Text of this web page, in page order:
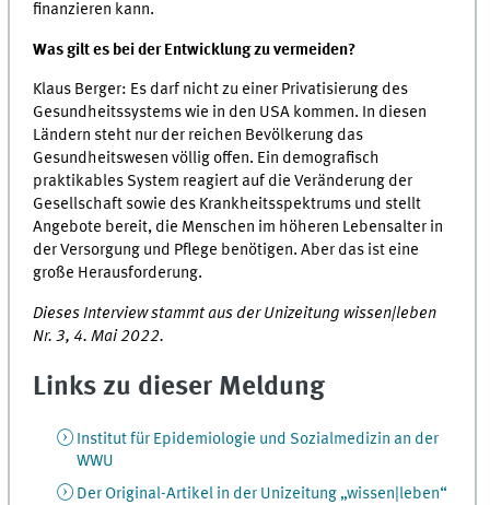
finanzieren kann.
Was gilt es bei der Entwicklung zu vermeiden?
Klaus Berger: Es darf nicht zu einer Privatisierung des
Gesundheitssystems wie in den USA kommen. In diesen
Ländern steht nur der reichen Bevölkerung das
Gesundheitswesen völlig offen. Ein demografisch
praktikables System reagiert auf die Veränderung der
Gesellschaft sowie des Krankheitsspektrums und stellt
Angebote bereit, die Menschen im höheren Lebensalter in
der Versorgung und Pflege benötigen. Aber das ist eine
große Herausforderung.
Dieses Interview stammt aus der Unizeitung wissen|leben
Nr. 3, 4. Mai 2022.
Links zu dieser Meldung
Institut für Epidemiologie und Sozialmedizin an der
WWU
Der Original-Artikel in der Unizeitung „wissen|leben“